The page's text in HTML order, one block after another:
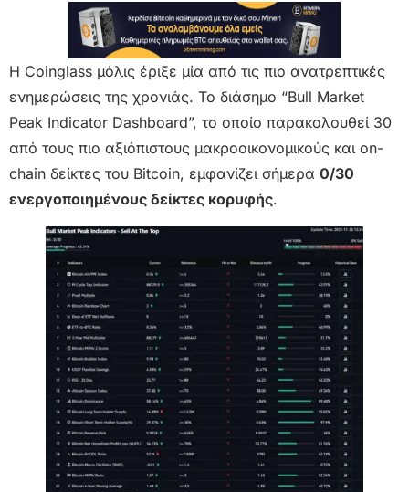
Η Coinglass μόλις έριξε μία από τις πιο ανατρεπτικές
ενημερώσεις της χρονιάς. Το διάσημο “Bull Market
Peak Indicator Dashboard”, το οποίο παρακολουθεί 30
από τους πιο αξιόπιστους μακροοικονομικούς και on-
chain δείκτες του Bitcoin, εμφανίζει σήμερα 0/30
ενεργοποιημένους δείκτες κορυφής.